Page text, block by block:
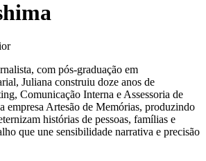
com pós-graduação em
Juliana construiu doze anos de
Comunicação Interna e Assessoria de
empresa Artesão de Memórias, produzindo
histórias de pessoas, famílias e
que une sensibilidade narrativa e precisão